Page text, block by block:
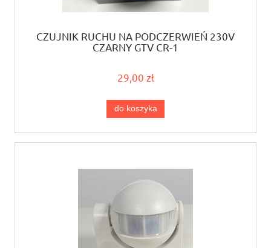
CZUJNIK RUCHU NA PODCZERWIEŃ 230V
CZARNY GTV CR-1
29,00 zł
do koszyka